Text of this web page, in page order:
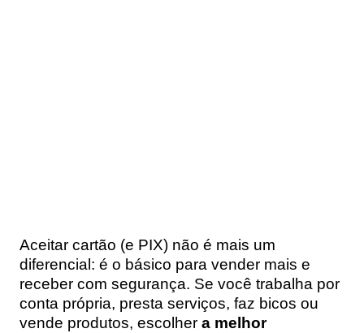
Aceitar cartão (e PIX) não é mais um
diferencial: é o básico para vender mais e
receber com segurança. Se você trabalha por
conta própria, presta serviços, faz bicos ou
vende produtos, escolher a melhor